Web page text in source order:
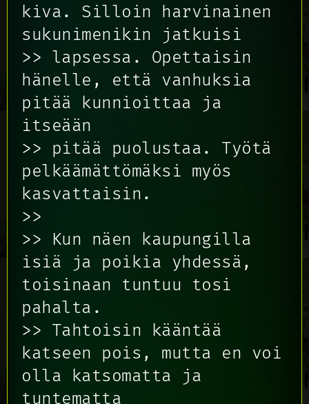
kiva. Silloin harvinainen
sukunimenikin jatkuisi
>> lapsessa. Opettaisin
hänelle, että vanhuksia
pitää kunnioittaa ja
itseään
>> pitää puolustaa. Työtä
pelkäämättömäksi myös
kasvattaisin.
>>
>> Kun näen kaupungilla
isiä ja poikia yhdessä,
toisinaan tuntuu tosi
pahalta.
>> Tahtoisin kääntää
katseen pois, mutta en voi
olla katsomatta ja
tuntematta